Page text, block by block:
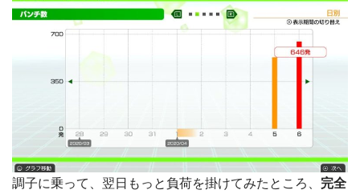
調子に乗って、翌日もっと負荷を掛けてみたところ、 完全